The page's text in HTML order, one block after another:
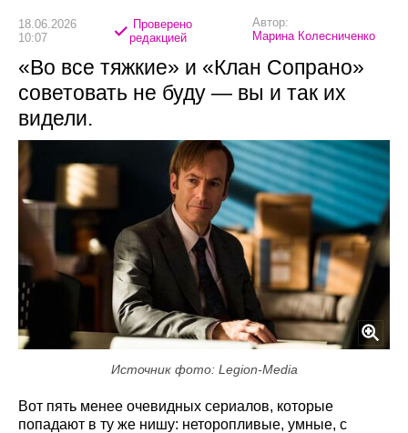
18.06.2026
10:07
Проверено
редакцией
Автор:
Марина Колесниченко
«Во все тяжкие» и «Клан Сопрано»
советовать не буду — вы и так их
видели.
Источник фото: Legion-Media
Вот пять менее очевидных сериалов, которые
попадают в ту же нишу: неторопливые, умные, с